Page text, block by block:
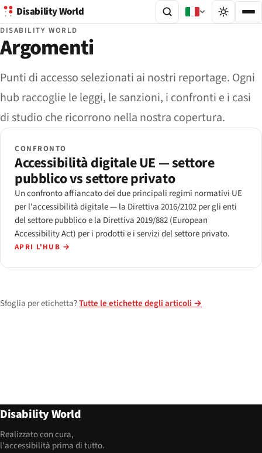
Disability World
DISABILITY WORLD
Argomenti
Punti di accesso selezionati ai nostri reportage. Ogni
hub raccoglie le leggi, le sanzioni, i confronti e i casi
di studio che ricorrono nella nostra copertura.
CONFRONTO
Accessibilità digitale UE — settore
pubblico vs settore privato
Un confronto affiancato dei due principali regimi normativi UE
per l'accessibilità digitale — la Direttiva 2016/2102 per gli enti
del settore pubblico e la Direttiva 2019/882 (European
Accessibility Act) per i prodotti e i servizi del settore privato.
APRI L'HUB →
Sfoglia per etichetta?Tutte le etichette degli articoli →
Disability World
Realizzato con cura,
l'accessibilità prima di tutto.